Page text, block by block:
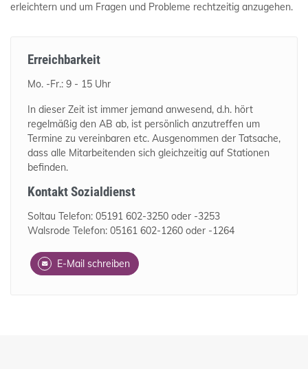
erleichtern und um Fragen und Probleme rechtzeitig anzugehen.
Erreichbarkeit
Mo. -Fr.: 9 - 15 Uhr
In dieser Zeit ist immer jemand anwesend, d.h. hört
regelmäßig den AB ab, ist persönlich anzutreffen um
Termine zu vereinbaren etc. Ausgenommen der Tatsache,
dass alle Mitarbeitenden sich gleichzeitig auf Stationen
befinden.
Kontakt Sozialdienst
Soltau Telefon: 05191 602-3250 oder -3253
Walsrode Telefon: 05161 602-1260 oder -1264
E-Mail schreiben